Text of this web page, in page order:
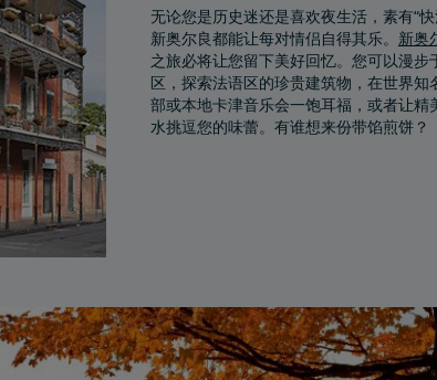
无论您是历史迷还是喜欢夜生活，素有“
新奥尔良都能让每对情侣自得其乐。 新奥
之旅必将让您留下美好回忆。您可以漫步
区，探索法语区的珍贵建筑物，在世界知
部或本地卡津音乐会一饱耳福，或者让精
水挑逗您的味蕾。有谁想来份带馅煎饼？